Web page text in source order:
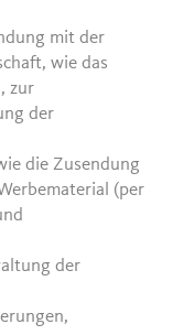
mit der
wie das
zur
der
die Zusendung
(per
der